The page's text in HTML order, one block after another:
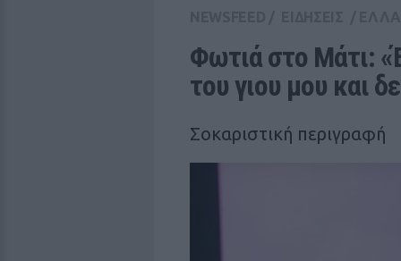
Φωτιά στο Μάτι:
του γιου μου και
Σοκαριστική περιγραφή